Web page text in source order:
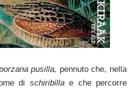
pusilla, pennuto che, nella
di schiribilla e che percorre